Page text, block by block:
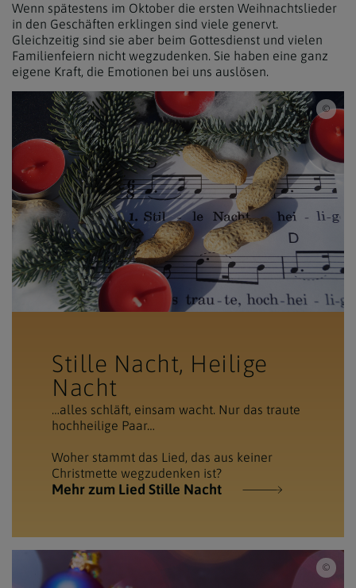
Wenn spätestens im Oktober die ersten Weihnachtslieder
in den Geschäften erklingen sind viele genervt.
Gleichzeitig sind sie aber beim Gottesdienst und vielen
Familienfeiern nicht wegzudenken. Sie haben eine ganz
eigene Kraft, die Emotionen bei uns auslösen.
Stille Nacht, Heilige
Nacht
…alles schläft, einsam wacht. Nur das traute
hochheilige Paar…
Woher stammt das Lied, das aus keiner
Christmette wegzudenken ist?
Mehr zum Lied Stille Nacht